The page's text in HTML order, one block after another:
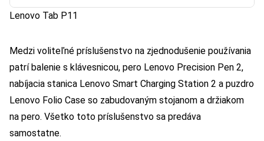
Lenovo Tab P11
Medzi voliteľné príslušenstvo na zjednodušenie používania
patrí balenie s klávesnicou, pero Lenovo Precision Pen 2,
nabíjacia stanica Lenovo Smart Charging Station 2 a puzdro
Lenovo Folio Case so zabudovaným stojanom a držiakom
na pero. Všetko toto príslušenstvo sa predáva
samostatne.